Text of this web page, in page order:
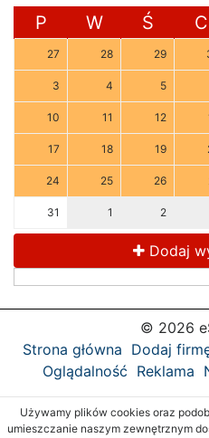
P W Ś C
27 28 29
3 4 5
10 11 12
17 18 19
24 25 26
31 1 2
Dodaj
© 2026
Strona główna Dodaj
Oglądalność Reklama
Używamy plików cookies oraz
umieszczanie naszym zewnętrznym